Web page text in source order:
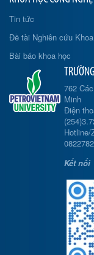
Tin tức
Đề tài Nghiên cứu
Bài báo khoa học
762
Minh
Điện
Kết nối